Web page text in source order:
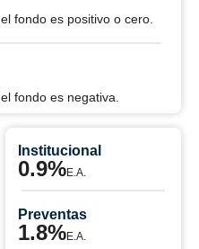
fondo es positivo o cero.
fondo es negativa.
Institucional
0.9%E.A.
Preventas
1.8%E.A.